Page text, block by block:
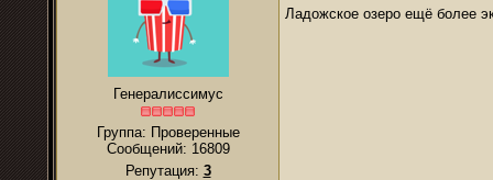
Генералиссимус
Группа: Проверенные
Сообщений: 16809
Репутация: 3
Ладожское озеро ещё более